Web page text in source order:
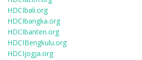
HDCIbali.org
HDCIbangka.org
HDCIbanten.org
HDCIBengkulu.org
HDCIjogja.org